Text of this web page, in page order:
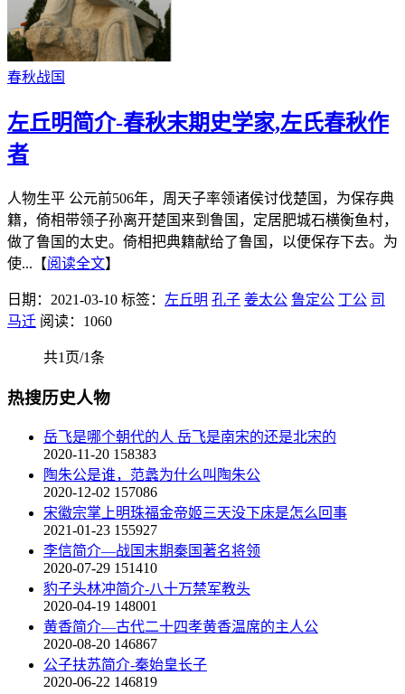
春秋战国
左丘明简介-春秋末期史学家,左氏春秋作
者
人物生平 公元前506年，周天子率领诸侯讨伐楚国，为保存典
籍，倚相带领子孙离开楚国来到鲁国，定居肥城石横衡鱼村，
做了鲁国的太史。倚相把典籍献给了鲁国，以便保存下去。为
使...【阅读全文】
日期：2021-03-10 标签： 左丘明 孔子 姜太公 鲁定公 丁公 司
马迁 阅读：1060
共1页/1条
热搜历史人物
岳飞是哪个朝代的人 岳飞是南宋的还是北宋的
2020-11-20 158383
陶朱公是谁，范蠡为什么叫陶朱公
2020-12-02 157086
宋徽宗掌上明珠福金帝姬三天没下床是怎么回事
2021-01-23 155927
李信简介—战国末期秦国著名将领
2020-07-29 151410
豹子头林冲简介-八十万禁军教头
2020-04-19 148001
黄香简介—古代二十四孝黄香温席的主人公
2020-08-20 146867
公子扶苏简介-秦始皇长子
2020-06-22 146819